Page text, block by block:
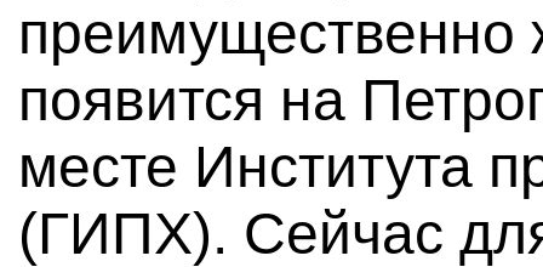
преимущественно
появится на
месте Института
(ГИПХ). Сейчас